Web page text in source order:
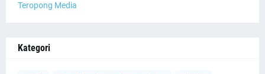
Teropong Media
Kategori